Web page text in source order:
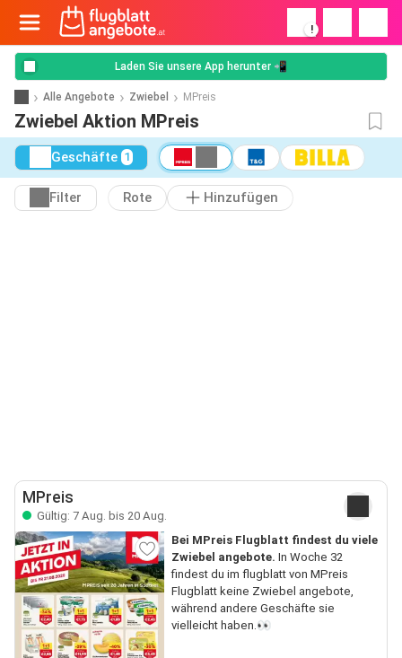
!
Laden Sie unsere App herunter 📲
Alle Angebote Zwiebel MPreis
Zwiebel Aktion MPreis
Geschäfte 1
Filter Rote Hinzufügen
MPreis
Gültig: 7 Aug. bis 20 Aug.
Bei MPreis Flugblatt findest du viele
Zwiebel angebote. In Woche 32
findest du im flugblatt von MPreis
Flugblatt keine Zwiebel angebote,
während andere Geschäfte sie
vielleicht haben.👀